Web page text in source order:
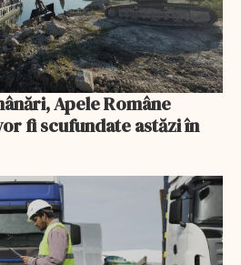
Apele Române
fi scufundate astăzi în